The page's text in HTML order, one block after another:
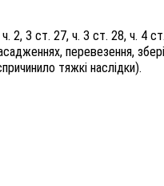
ч. 2, 3 ст. 27, ч. 3 ст. 28, ч. 4
перевезення,
тяжкі наслідки).